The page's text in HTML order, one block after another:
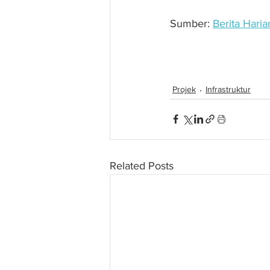
Sumber: Berita
Projek Infrastruktur
Related Posts